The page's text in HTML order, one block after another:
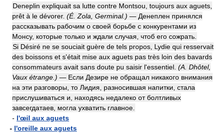
Deneplin expliquait sa lutte contre Montsou, toujours aux aguets,
prêt à le dévorer. (É. Zola, Germinal.) — Денеплен принялся
рассказывать рабочим о своей борьбе с конкурентами из
Монсу, которые только и ждали случая, чтоб его сожрать.
Si Désiré ne se souciait guère de tels propos, Lydie qui resservait
des boissons et s'était mise aux aguets pas très loin des bavards
consommateurs avait sans doute pu saisir l'essentiel. (A. Dhôtel,
Vaux étrange.) — Если Дезире не обращал никакого внимания
на эти разговоры, то Лидия, разносившая напитки, стала
прислушиваться и, находясь недалеко от болтливых
завсегдатаев, могла ухватить главное.
- l'œil aux aguets
- l'oreille aux aguets